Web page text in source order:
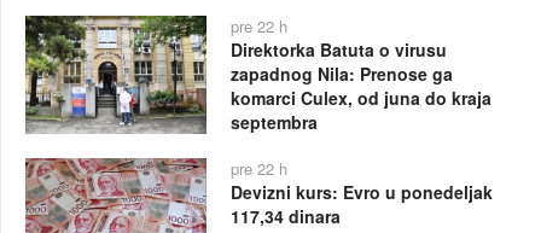
pre 22 h
Direktorka Batuta o virusu
zapadnog Nila: Prenose ga
komarci Culex, od juna do kraja
septembra
pre 22 h
Devizni kurs: Evro u ponedeljak
117,34 dinara